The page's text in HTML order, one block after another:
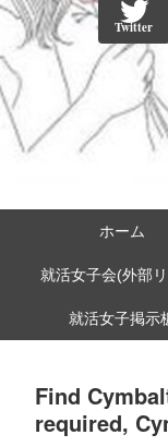
Twitter
ホーム
就活女子会(外部
就活女子掲示
Find
required,